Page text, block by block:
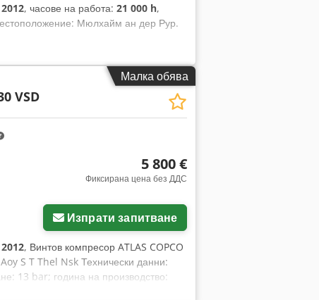
2012, часове на работа: 21 000 h,
Мюлхайм ан дер Рур.
Малка обява
VSD
5 800 €
Фиксирана цена без ДДС
Изпрати запитване
2012, Винтов компресор ATLAS COPCO
S T Thel Nsk Технически данни:
13 bar; година на производство:
е напълно изправен, готов за